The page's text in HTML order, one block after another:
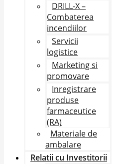
DRILL-X –
Combaterea
incendiilor
Servicii
logistice
Marketing si
promovare
Inregistrare
produse
farmaceutice
(RA)
Materiale de
ambalare
Relatii cu Investitorii